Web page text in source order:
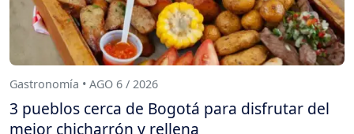
Gastronomía • AGO 6 / 2026
3 pueblos cerca de Bogotá para disfrutar del
mejor chicharrón y rellena